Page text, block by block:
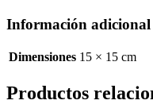
Información adicional
Dimensiones 15 × 15 cm
Productos